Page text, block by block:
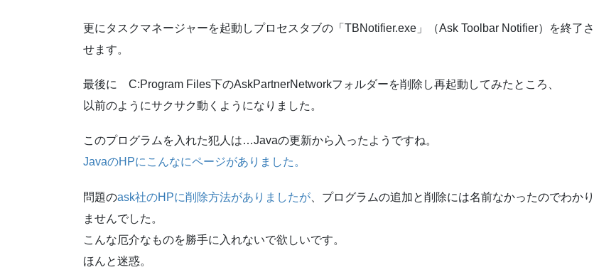
更にタスクマネージャーを起動しプロセスタブの「TBNotifier.exe」（Ask Toolbar Notifier）を終了さ
せます。
最後に C:Program Files下のAskPartnerNetworkフォルダーを削除し再起動してみたところ、
以前のようにサクサク動くようになりました。
このプログラムを入れた犯人は…Javaの更新から入ったようですね。
JavaのHPにこんなにページがありました。
問題のask社のHPに削除方法がありましたが 、プログラムの追加と削除には名前なかったのでわかり
ませんでした。
こんな厄介なものを勝手に入れないで欲しいです。
ほんと迷惑。